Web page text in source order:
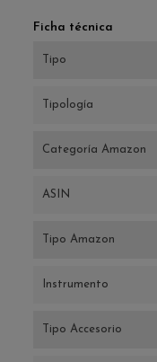
Ficha técnica
Tipo
Tipología
Categoría Amazon
ASIN
Tipo Amazon
Instrumento
Tipo Accesorio